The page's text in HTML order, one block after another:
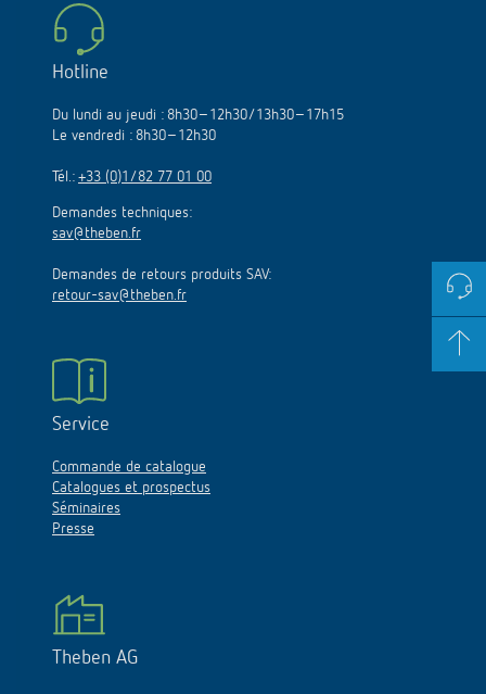
Hotline
Du lundi au jeudi : 8h30–12h30/13h30–17h15
Le vendredi : 8h30–12h30
Tél.: +33 (0)1/82 77 01 00
Demandes techniques:
sav@theben.fr
Demandes de retours produits SAV:
retour-sav@theben.fr
Service
Commande de catalogue
Catalogues et prospectus
Séminaires
Presse
Theben AG